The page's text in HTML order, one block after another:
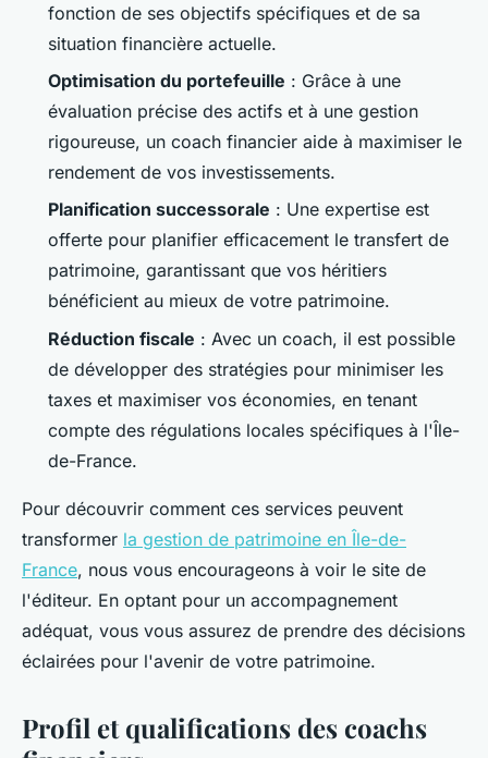
fonction de ses objectifs spécifiques et de sa
situation financière actuelle.
Optimisation du portefeuille : Grâce à une
évaluation précise des actifs et à une gestion
rigoureuse, un coach financier aide à maximiser le
rendement de vos investissements.
Planification successorale : Une expertise est
offerte pour planifier efficacement le transfert de
patrimoine, garantissant que vos héritiers
bénéficient au mieux de votre patrimoine.
Réduction fiscale : Avec un coach, il est possible
de développer des stratégies pour minimiser les
taxes et maximiser vos économies, en tenant
compte des régulations locales spécifiques à l'Île-
de-France.
Pour découvrir comment ces services peuvent
transformer la gestion de patrimoine en Île-de-
France, nous vous encourageons à voir le site de
l'éditeur. En optant pour un accompagnement
adéquat, vous vous assurez de prendre des décisions
éclairées pour l'avenir de votre patrimoine.
Profil et qualifications des coachs